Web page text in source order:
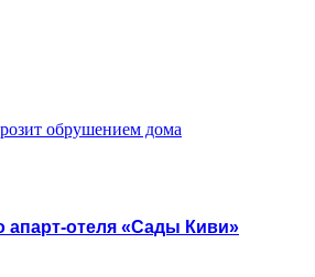
обрушением дома
апарт-отеля «Сады Киви»